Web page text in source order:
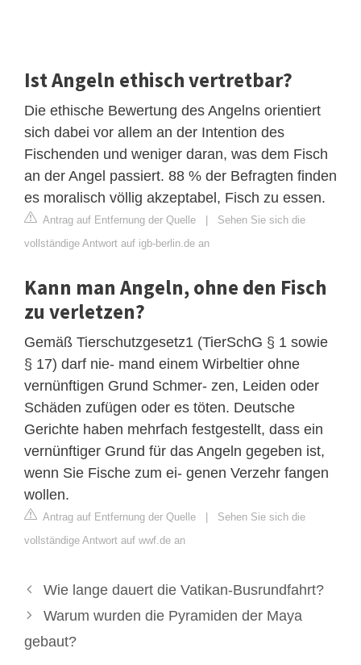
Ist Angeln ethisch vertretbar?
Die ethische Bewertung des Angelns orientiert
sich dabei vor allem an der Intention des
Fischenden und weniger daran, was dem Fisch
an der Angel passiert. 88 % der Befragten finden
es moralisch völlig akzeptabel, Fisch zu essen.
Antrag auf Entfernung der Quelle | Sehen Sie sich die
vollständige Antwort auf igb-berlin.de an
Kann man Angeln, ohne den Fisch
zu verletzen?
Gemäß Tierschutzgesetz1 (TierSchG § 1 sowie
§ 17) darf nie- mand einem Wirbeltier ohne
vernünftigen Grund Schmer- zen, Leiden oder
Schäden zufügen oder es töten. Deutsche
Gerichte haben mehrfach festgestellt, dass ein
vernünftiger Grund für das Angeln gegeben ist,
wenn Sie Fische zum ei- genen Verzehr fangen
wollen.
Antrag auf Entfernung der Quelle | Sehen Sie sich die
vollständige Antwort auf wwf.de an
Wie lange dauert die Vatikan-Busrundfahrt?
Warum wurden die Pyramiden der Maya
gebaut?